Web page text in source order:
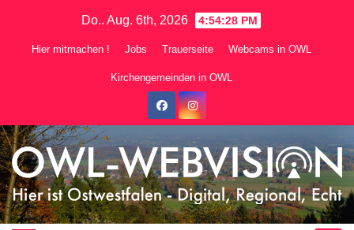
Do.. Aug. 6th, 2026 4:54:30 PM
Hier mitmachen ! Jobs Trauerseite Webcams in OWL
Kirchengemeinden in OWL